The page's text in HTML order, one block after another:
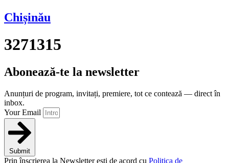
Chișinău
3271315
Abonează-te la newsletter
Anunțuri de program, invitați, premiere, tot ce contează — direct în
inbox.
Your Email
Submit
Prin înscrierea la Newsletter ești de acord cu Politica de